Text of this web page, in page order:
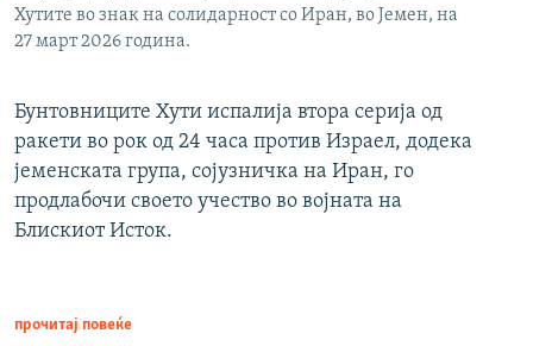
Хутите во знак на солидарност со Иран, во Јемен, на
27 март 2026 година.
Бунтовниците Хути испалија втора серија од
ракети во рок од 24 часа против Израел, додека
јеменската група, сојузничка на Иран, го
продлабочи своето учество во војната на
Блискиот Исток.
прочитај повеќе